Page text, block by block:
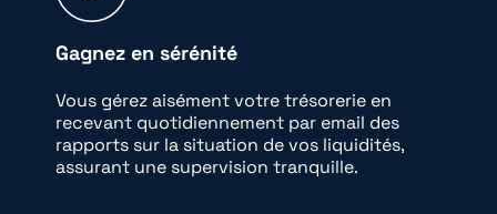
Gagnez en sérénité
Vous gérez aisément votre trésorerie en
recevant quotidiennement par email des
rapports sur la situation de vos liquidités,
assurant une supervision tranquille.